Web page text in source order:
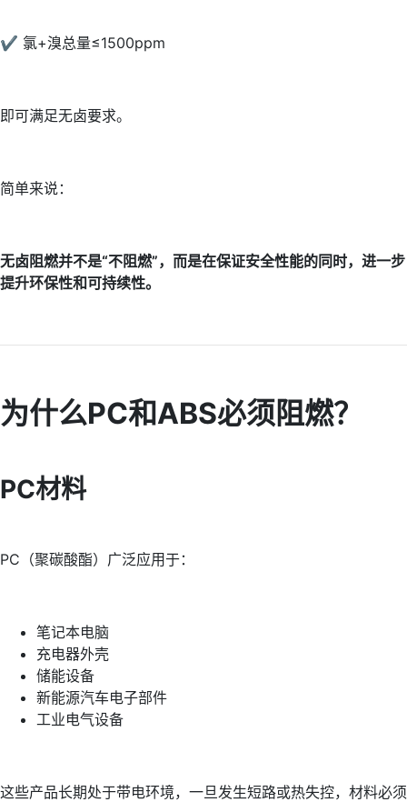
✔ 氯+溴总量≤1500ppm
即可满足无卤要求。
简单来说：
无卤阻燃并不是“不阻燃”，而是在保证安全性能的同时，进一步
提升环保性和可持续性。
为什么PC和ABS必须阻燃？
PC材料
PC（聚碳酸酯）广泛应用于：
笔记本电脑
充电器外壳
储能设备
新能源汽车电子部件
工业电气设备
这些产品长期处于带电环境，一旦发生短路或热失控，材料必须